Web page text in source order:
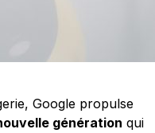
Google propulse
génération qui